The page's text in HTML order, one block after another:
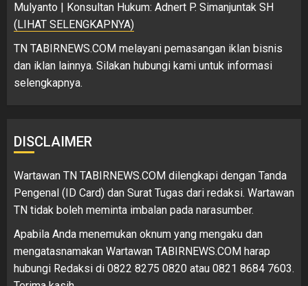
Mulyanto | Konsultan Hukum: Adnert P. Simanjuntak SH
(LIHAT SELENGKAPNYA)
TN TABIRNEWS.COM melayani pemasangan iklan bisnis
dan iklan lainnya. Silakan hubungi kami untuk informasi
selengkapnya.
DISCLAIMER
Wartawan TN TABIRNEWS.COM dilengkapi dengan Tanda
Pengenal (ID Card) dan Surat Tugas dari redaksi. Wartawan
TN tidak boleh meminta imbalan pada narasumber.
Apabila Anda menemukan oknum yang mengaku dan
mengatasnamakan Wartawan TABIRNEWS.COM harap
hubungi Redaksi di 0822 8275 0820 atau 0821 8684 7603.